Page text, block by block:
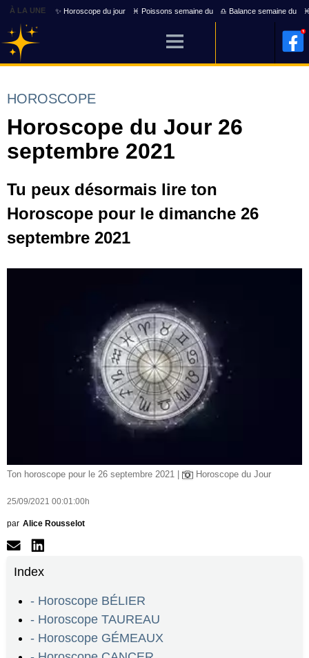
À LA UNE ✨ Horoscope du jour ♓ Poissons semaine du ♎ Balance semaine du
HOROSCOPE
Horoscope du Jour 26
septembre 2021
Tu peux désormais lire ton
Horoscope pour le dimanche 26
septembre 2021
Ton horoscope pour le 26 septembre 2021 | Horoscope du Jour
25/09/2021 00:01:00h
par Alice Rousselot
Index
- Horoscope BÉLIER
- Horoscope TAUREAU
- Horoscope GÉMEAUX